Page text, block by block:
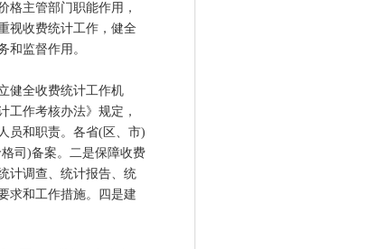
格主管部门职能作用，
视收费统计工作，健全
和监督作用。
健全收费统计工作机
工作考核办法》规定，
员和职责。各省(区、市)
司)备案。二是保障收费
计调查、统计报告、统
求和工作措施。四是建